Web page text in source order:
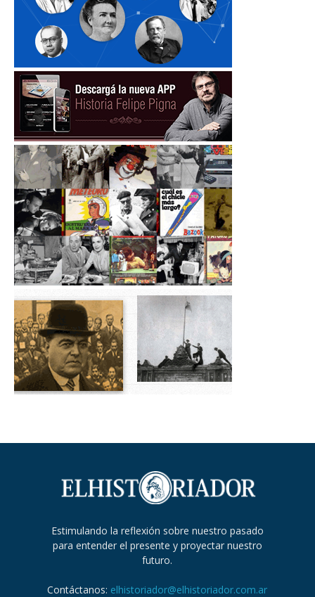
Estimulando la reflexión sobre nuestro pasado
para entender el presente y proyectar nuestro
futuro.
Contáctanos: elhistoriador@elhistoriador.com.ar